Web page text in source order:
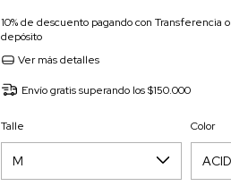
10% de descuento pagando con Transferencia o
depósito
Ver más detalles
Envío gratis superando los$150.000
Talle Color